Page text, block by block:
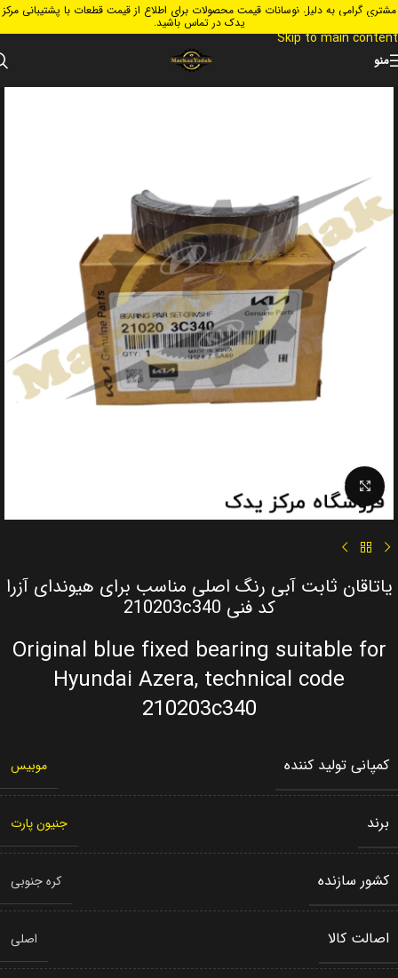
Skip to navigation
Skip to main content
مشتری گرامی به دلیل نوسانات قیمت محصولات برای اطلاع از قیمت قطعات با پشتیبانی مرکز
یدک در تماس باشید.
منو
Click to enlarge
یاتاقان ثابت آبی رنگ اصلی مناسب برای هیوندای آزرا
کد فنی 210203c340
Original blue fixed bearing suitable for
Hyundai Azera, technical code
210203c340
کمپانی تولید کننده موبیس
برند جنیون پارت
کشور سازنده کره جنوبی
اصالت کالا اصلی